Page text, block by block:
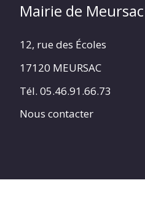
Mairie de Meursac
12, rue des Écoles
17120 MEURSAC
Tél. 05.46.91.66.73
Nous contacter